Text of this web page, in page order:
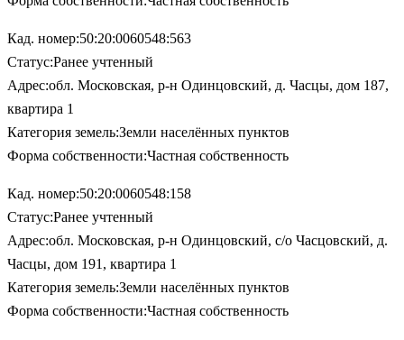
Кад. номер:50:20:0060548:563
Статус:Ранее учтенный
Адрес:обл. Московская, р-н Одинцовский, д. Часцы, дом 187,
квартира 1
Категория земель:Земли населённых пунктов
Форма собственности:Частная собственность
Кад. номер:50:20:0060548:158
Статус:Ранее учтенный
Адрес:обл. Московская, р-н Одинцовский, с/о Часцовский, д.
Часцы, дом 191, квартира 1
Категория земель:Земли населённых пунктов
Форма собственности:Частная собственность